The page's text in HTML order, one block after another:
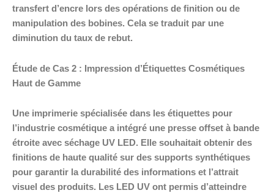
transfert d’encre lors des opérations de finition ou de
manipulation des bobines. Cela se traduit par une
diminution du taux de rebut.
Étude de Cas 2 : Impression d’Étiquettes Cosmétiques
Haut de Gamme
Une imprimerie spécialisée dans les étiquettes pour
l’industrie cosmétique a intégré une presse offset à bande
étroite avec séchage UV LED. Elle souhaitait obtenir des
finitions de haute qualité sur des supports synthétiques
pour garantir la durabilité des informations et l’attrait
visuel des produits. Les LED UV ont permis d’atteindre